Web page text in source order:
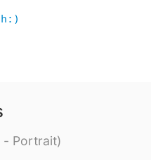
- Portrait)